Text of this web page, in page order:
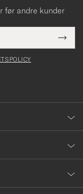
før andre kunder